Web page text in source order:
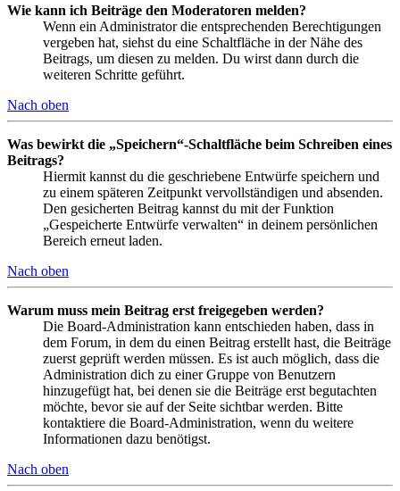
Wie kann ich Beiträge den Moderatoren melden?
Wenn ein Administrator die entsprechenden Berechtigungen
vergeben hat, siehst du eine Schaltfläche in der Nähe des
Beitrags, um diesen zu melden. Du wirst dann durch die
weiteren Schritte geführt.
Nach oben
Was bewirkt die „Speichern“-Schaltfläche beim Schreiben eines
Beitrags?
Hiermit kannst du die geschriebene Entwürfe speichern und
zu einem späteren Zeitpunkt vervollständigen und absenden.
Den gesicherten Beitrag kannst du mit der Funktion
„Gespeicherte Entwürfe verwalten“ in deinem persönlichen
Bereich erneut laden.
Nach oben
Warum muss mein Beitrag erst freigegeben werden?
Die Board-Administration kann entschieden haben, dass in
dem Forum, in dem du einen Beitrag erstellt hast, die Beiträge
zuerst geprüft werden müssen. Es ist auch möglich, dass die
Administration dich zu einer Gruppe von Benutzern
hinzugefügt hat, bei denen sie die Beiträge erst begutachten
möchte, bevor sie auf der Seite sichtbar werden. Bitte
kontaktiere die Board-Administration, wenn du weitere
Informationen dazu benötigst.
Nach oben